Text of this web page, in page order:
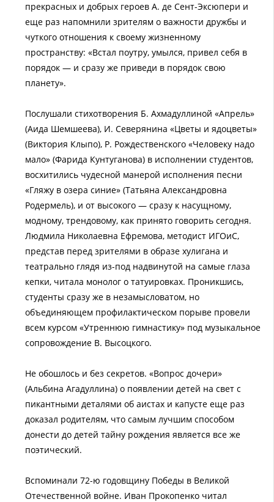
прекрасных и добрых героев А. де Сент-Эксюпери и
еще раз напомнили зрителям о важности дружбы и
чуткого отношения к своему жизненному
пространству: «Встал поутру, умылся, привел себя в
порядок — и сразу же приведи в порядок свою
планету».
Послушали стихотворения Б. Ахмадуллиной «Апрель»
(Аида Шемшеева), И. Северянина «Цветы и ядоцветы»
(Виктория Клыпо), Р. Рождественского «Человеку надо
мало» (Фарида Кунтуганова) в исполнении студентов,
восхитились чудесной манерой исполнения песни
«Гляжу в озера синие» (Татьяна Александровна
Родермель), и от высокого — сразу к насущному,
модному, трендовому, как принято говорить сегодня.
Людмила Николаевна Ефремова, методист ИГОиС,
представ перед зрителями в образе хулигана и
театрально глядя из-под надвинутой на самые глаза
кепки, читала монолог о татуировках. Проникшись,
студенты сразу же в незамысловатом, но
объединяющем профилактическом порыве провели
всем курсом «Утреннюю гимнастику» под музыкальное
сопровождение В. Высоцкого.
Не обошлось и без секретов. «Вопрос дочери»
(Альбина Агадуллина) о появлении детей на свет с
пикантными деталями об аистах и капусте еще раз
доказал родителям, что самым лучшим способом
донести до детей тайну рождения является все же
поэтический.
Вспоминали 72-ю годовщину Победы в Великой
Отечественной войне. Иван Прокопенко читал